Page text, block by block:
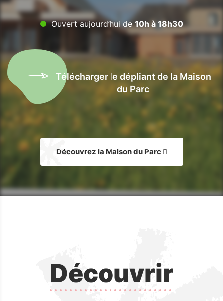
Ouvert aujourd’hui de10h à 18h30
Télécharger le dépliant de la Maison
du Parc
Découvrez la Maison du Parc
Découvrir